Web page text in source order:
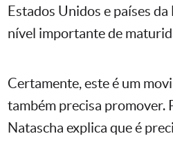
Estados Unidos e países
nível importante de
Certamente, este é um
também precisa promover.
Natascha explica que é